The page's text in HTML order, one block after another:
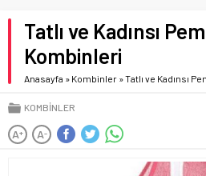
Tatlı ve Kadınsı
Kombinleri
Anasayfa » Kombinler »Tatlı ve Kadınsı
KOMBINLER
A+ A-